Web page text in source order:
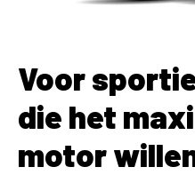
Voor
die het
motor